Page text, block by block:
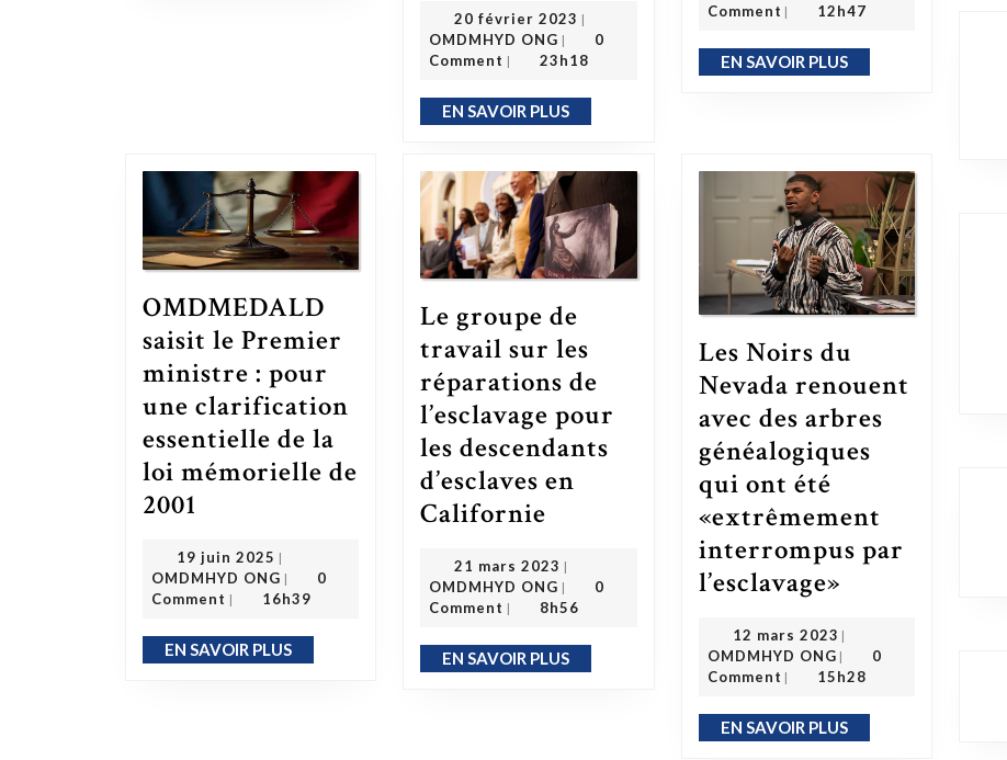
20 février 2023 20 février 2023
|
OMDMHYD ONG
OMDMHYD ONG
|
0
Comment | 23h18
EN SAVOIR PLUSEN SAVOIR PLUS
Comment | 12h47
EN SAVOIR PLUSEN SAVOIR PLUS
OMDMEDALD
saisit le Premier
ministre : pour
une clarification
essentielle de la
loi mémorielle de
2001
19 juin 2025 19 juin 2025
|
OMDMHYD ONG
OMDMHYD ONG
|
0
Comment | 16h39
EN SAVOIR PLUSEN SAVOIR PLUS
Le groupe de
travail sur les
réparations de
l’esclavage pour
les descendants
d’esclaves en
Californie
21 mars 2023 21 mars 2023
|
OMDMHYD ONG
OMDMHYD ONG
|
0
Comment | 8h56
EN SAVOIR PLUSEN SAVOIR PLUS
Les Noirs du
Nevada renouent
avec des arbres
généalogiques
qui ont été
«extrêmement
interrompus par
l’esclavage»
12 mars 2023 12 mars 2023
|
OMDMHYD ONG
OMDMHYD ONG
|
0
Comment | 15h28
EN SAVOIR PLUSEN SAVOIR PLUS